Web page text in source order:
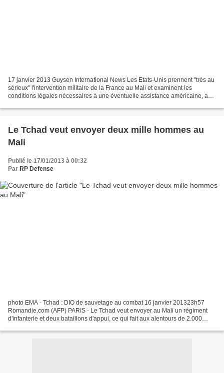
17 janvier 2013 Guysen International News Les Etats-Unis prennent "très au
sérieux" l'intervention militaire de la France au Mali et examinent les
conditions légales nécessaires à une éventuelle assistance américaine, a
Le Tchad veut envoyer deux mille hommes au
Mali
Publié le 17/01/2013 à 00:32
Par RP Defense
photo EMA - Tchad : DIO de sauvetage au combat 16 janvier 201323h57
Romandie.com (AFP) PARIS - Le Tchad veut envoyer au Mali un régiment
d'infanterie et deux bataillons d'appui, ce qui fait aux alentours de 2.000